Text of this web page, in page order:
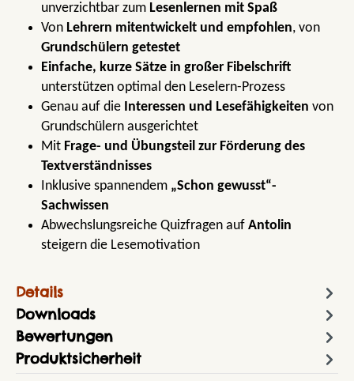
unverzichtbar zum Lesenlernen mit Spaß
Von Lehrern mitentwickelt und empfohlen, von
Grundschülern getestet
Einfache, kurze Sätze in großer Fibelschrift
unterstützen optimal den Leselern-Prozess
Genau auf die Interessen und Lesefähigkeiten von
Grundschülern ausgerichtet
Mit Frage- und Übungsteil zur Förderung des
Textverständnisses
Inklusive spannendem „Schon gewusst“-
Sachwissen
Abwechslungsreiche Quizfragen auf Antolin
steigern die Lesemotivation
Details
Downloads
Bewertungen
Produktsicherheit